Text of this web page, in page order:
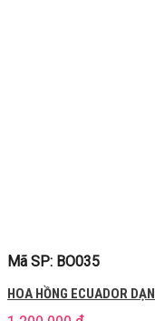
Mã SP: BO035
HOA HỒNG ECUADOR